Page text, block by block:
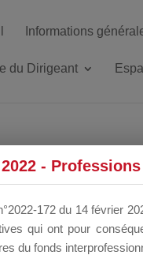
Informations
du Dirigeant
Public il y a un mois
2022 -
172 du 14 février
qui ont pour
du fonds